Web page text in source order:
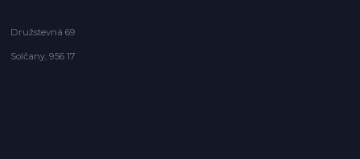
Družstevná 69
Solčany, 956 17